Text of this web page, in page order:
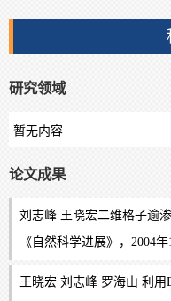
研究领域
暂无内容
论文成果
刘志峰 王晓宏二维格子逾
《自然科学进展》，2004
王晓宏 刘志峰 罗海山 利